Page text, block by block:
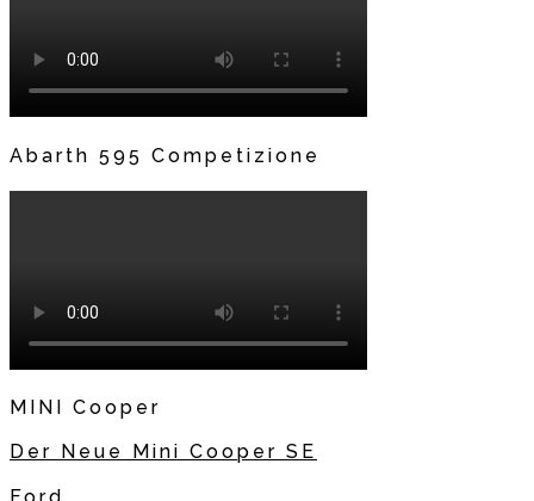
Abarth 595 Competizione
MINI Cooper
Der Neue Mini Cooper SE